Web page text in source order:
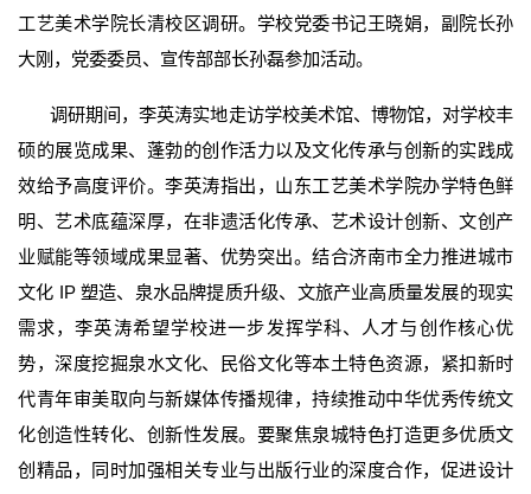
工艺美术学院长清校区调研。学校党委书记王晓娟，副院长孙
大刚，党委委员、宣传部部长孙磊参加活动。
调研期间，李英涛实地走访学校美术馆、博物馆，对学校丰
硕的展览成果、蓬勃的创作活力以及文化传承与创新的实践成
效给予高度评价。李英涛指出，山东工艺美术学院办学特色鲜
明、艺术底蕴深厚，在非遗活化传承、艺术设计创新、文创产
业赋能等领域成果显著、优势突出。结合济南市全力推进城市
文化 IP 塑造、泉水品牌提质升级、文旅产业高质量发展的现实
需求，李英涛希望学校进一步发挥学科、人才与创作核心优
势，深度挖掘泉水文化、民俗文化等本土特色资源，紧扣新时
代青年审美取向与新媒体传播规律，持续推动中华优秀传统文
化创造性转化、创新性发展。要聚焦泉城特色打造更多优质文
创精品，同时加强相关专业与出版行业的深度合作，促进设计